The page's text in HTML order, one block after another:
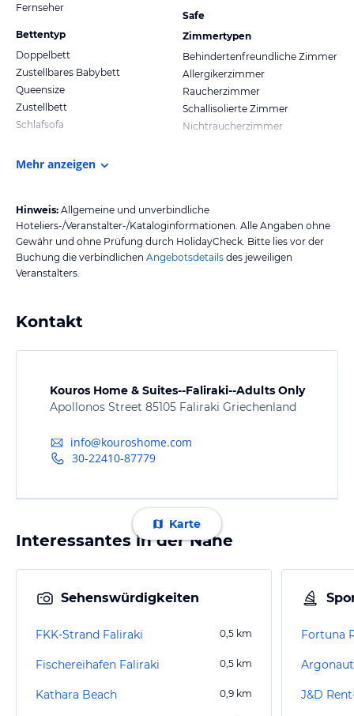
Fernseher
Bettentyp
Doppelbett
Zustellbares Babybett
Queensize
Zustellbett
Schlafsofa
Safe
Zimmertypen
Behindertenfreundliche Zimmer
Allergikerzimmer
Raucherzimmer
Schallisolierte Zimmer
Nichtraucherzimmer
Mehr anzeigen
Hinweis: Allgemeine und unverbindliche
Hoteliers-/Veranstalter-/Kataloginformationen. Alle Angaben ohne
Gewähr und ohne Prüfung durch HolidayCheck. Bitte lies vor der
Buchung die verbindlichen Angebotsdetails des jeweiligen
Veranstalters.
Kontakt
Kouros Home & Suites--Faliraki--Adults Only
Apollonos Street 85105 Faliraki Griechenland
info@kouroshome.com
30-22410-87779
Karte
Interessantes in der Nähe
Sehenswürdigkeiten
FKK-Strand Faliraki 0,5 km
Fischereihafen Faliraki 0,5 km
Kathara Beach 0,9 km
Fortuna
J&D